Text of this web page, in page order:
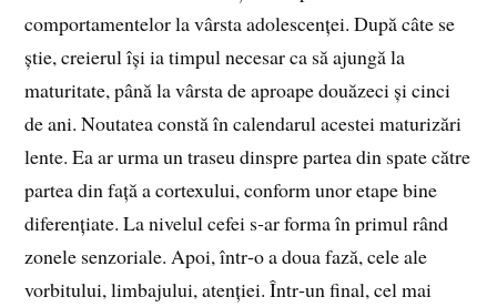
comportamentelor la vârsta adolescenței. După câte se
știe, creierul își ia timpul necesar ca să ajungă la
maturitate, până la vârsta de aproape douăzeci și cinci
de ani. Noutatea constă în calendarul acestei maturizări
lente. Ea ar urma un traseu dinspre partea din spate către
partea din față a cortexului, conform unor etape bine
diferențiate. La nivelul cefei s‑ar forma în primul rând
zonele senzoriale. Apoi, într‑o a doua fază, cele ale
vorbitului, limbajului, atenției. Într‑un final, cel mai